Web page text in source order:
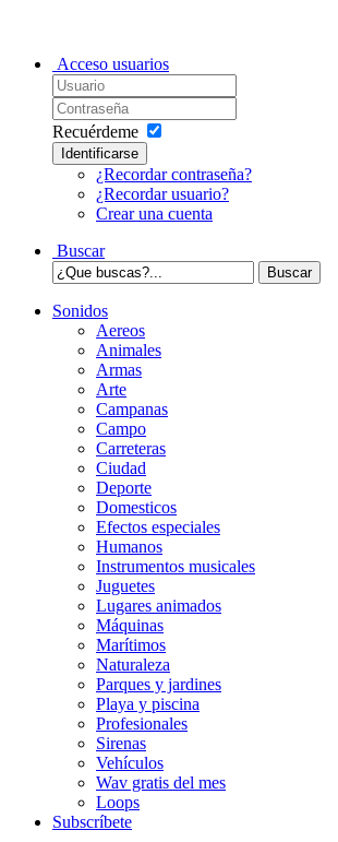
Acceso usuarios
Recuérdeme
Identificarse
¿Recordar contraseña?
¿Recordar usuario?
Crear una cuenta
Buscar
Sonidos
Aereos
Animales
Armas
Arte
Campanas
Campo
Carreteras
Ciudad
Deporte
Domesticos
Efectos especiales
Humanos
Instrumentos musicales
Juguetes
Lugares animados
Máquinas
Marítimos
Naturaleza
Parques y jardines
Playa y piscina
Profesionales
Sirenas
Vehículos
Wav gratis del mes
Loops
Subscríbete